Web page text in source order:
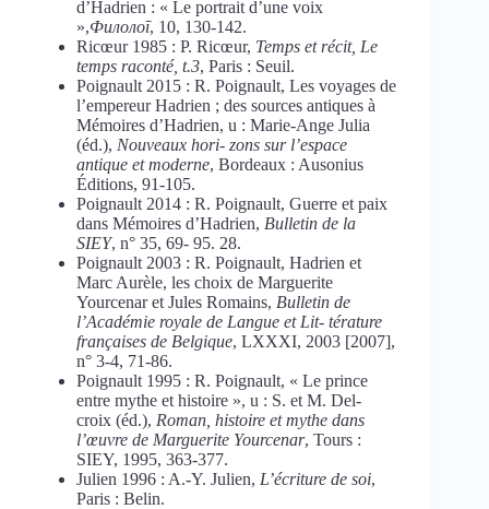
d’Hadrien : « Le portrait d’une voix
»,Филолог, 10, 130-142.
Ricœur 1985 : P. Ricœur, Temps et récit, Le
temps raconté, t.3, Paris : Seuil.
Poignault 2015 : R. Poignault, Les voyages de
l’empereur Hadrien ; des sources antiques à
Mémoires d’Hadrien, u : Marie-Ange Julia
(éd.), Nouveaux hori- zons sur l’espace
antique et moderne, Bordeaux : Ausonius
Éditions, 91-105.
Poignault 2014 : R. Poignault, Guerre et paix
dans Mémoires d’Hadrien, Bulletin de la
SIEY, n° 35, 69- 95. 28.
Poignault 2003 : R. Poignault, Hadrien et
Marc Aurèle, les choix de Marguerite
Yourcenar et Jules Romains, Bulletin de
l’Académie royale de Langue et Lit- térature
françaises de Belgique, LXXXI, 2003 [2007],
n° 3-4, 71-86.
Poignault 1995 : R. Poignault, « Le prince
entre mythe et histoire », u : S. et M. Del-
croix (éd.), Roman, histoire et mythe dans
l’œuvre de Marguerite Yourcenar, Tours :
SIEY, 1995, 363-377.
Julien 1996 : A.-Y. Julien, L’écriture de soi,
Paris : Belin.